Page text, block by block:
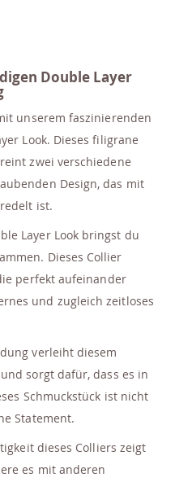
Double Layer
unserem faszinierenden
Look. Dieses filigrane
zwei verschiedene
Design, das mit
ist.
Layer Look bringst du
Dieses Collier
perfekt aufeinander
und zugleich zeitloses
verleiht diesem
sorgt dafür, dass es in
Schmuckstück ist nicht
Statement.
dieses Colliers zeigt
es mit anderen